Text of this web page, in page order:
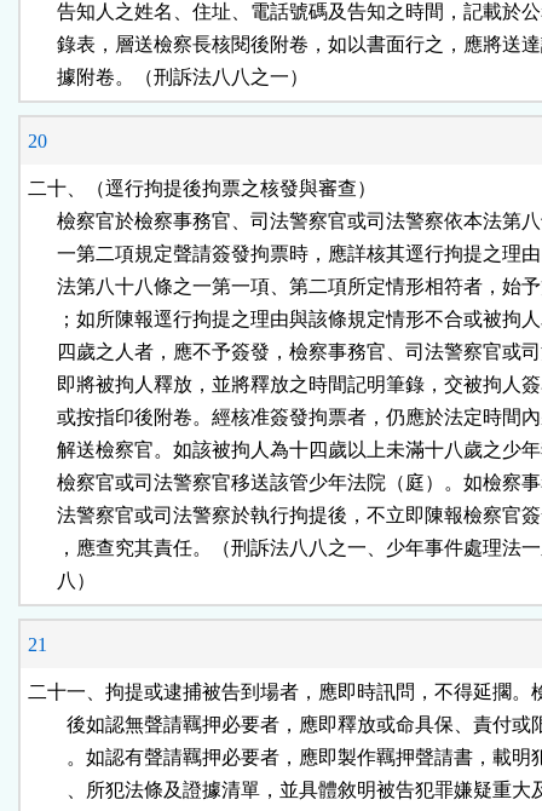
告知人之姓名、住址、電話號碼及告知之時間，記載於
錄表，層送檢察長核閱後附卷，如以書面行之，應將送
      據附卷。（刑訴法八八之一）
20
二十、（逕行拘提後拘票之核發與審查）
檢察官於檢察事務官、司法警察官或司法警察依本法第
一第二項規定聲請簽發拘票時，應詳核其逕行拘提之理
法第八十八條之一第一項、第二項所定情形相符者，始
；如所陳報逕行拘提之理由與該條規定情形不合或被拘
四歲之人者，應不予簽發，檢察事務官、司法警察官或
即將被拘人釋放，並將釋放之時間記明筆錄，交被拘人
或按指印後附卷。經核准簽發拘票者，仍應於法定時間
解送檢察官。如該被拘人為十四歲以上未滿十八歲之少
檢察官或司法警察官移送該管少年法院（庭）。如檢察
法警察官或司法警察於執行拘提後，不立即陳報檢察官
，應查究其責任。（刑訴法八八之一、少年事件處理法
      八）
21
二十一、拘提或逮捕被告到場者，應即時訊問，不得延擱。
後如認無聲請羈押必要者，應即釋放或命具保、責付或
。如認有聲請羈押必要者，應即製作羈押聲請書，載明
、所犯法條及證據清單，並具體敘明被告犯罪嫌疑重大